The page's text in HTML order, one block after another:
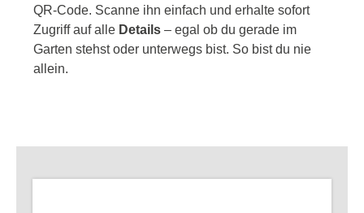
QR-Code. Scanne ihn einfach und erhalte sofort
Zugriff auf alle Details – egal ob du gerade im
Garten stehst oder unterwegs bist. So bist du nie
allein.